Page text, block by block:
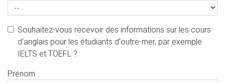
Souhaitez-vous recevoir des informations sur les cours
d'anglais pour les étudiants d'outre-mer, par exemple
IELTS et TOEFL ?
Prénom